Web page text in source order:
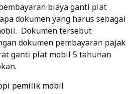
biaya ganti plat
dokumen yang harus sebagai
Dokumen tersebut
dokumen pembayaran pajak
ganti plat mobil 5 tahunan
pemilik mobil